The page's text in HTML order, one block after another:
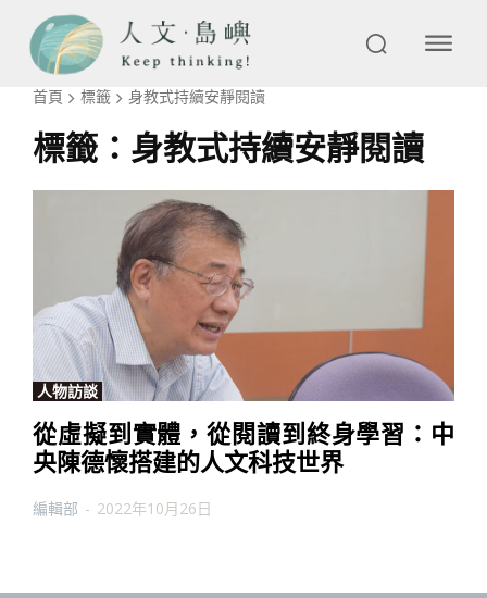
首頁 標籤 身教式持續安靜閱讀
標籤： 身教式持續安靜閱讀
人物訪談
從虛擬到實體，從閱讀到終身學習：中
央陳德懷搭建的人文科技世界
編輯部 - 2022年10月26日